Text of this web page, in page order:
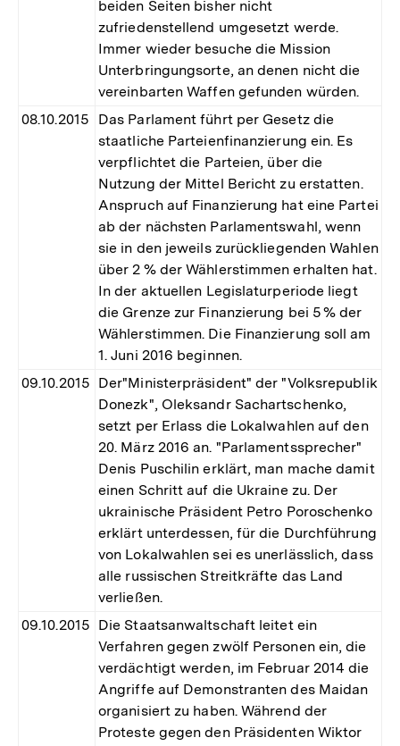
beiden Seiten bisher nicht
zufriedenstellend umgesetzt werde.
Immer wieder besuche die Mission
Unterbringungsorte, an denen nicht die
vereinbarten Waffen gefunden würden.
08.10.2015
Das Parlament führt per Gesetz die
staatliche Parteienfinanzierung ein. Es
verpflichtet die Parteien, über die
Nutzung der Mittel Bericht zu erstatten.
Anspruch auf Finanzierung hat eine Partei
ab der nächsten Parlamentswahl, wenn
sie in den jeweils zurückliegenden Wahlen
über 2 % der Wählerstimmen erhalten hat.
In der aktuellen Legislaturperiode liegt
die Grenze zur Finanzierung bei 5 % der
Wählerstimmen. Die Finanzierung soll am
1. Juni 2016 beginnen.
09.10.2015 Der"Ministerpräsident" der "Volksrepublik
Donezk", Oleksandr Sachartschenko,
setzt per Erlass die Lokalwahlen auf den
20. März 2016 an. "Parlamentssprecher"
Denis Puschilin erklärt, man mache damit
einen Schritt auf die Ukraine zu. Der
ukrainische Präsident Petro Poroschenko
erklärt unterdessen, für die Durchführung
von Lokalwahlen sei es unerlässlich, dass
alle russischen Streitkräfte das Land
verließen.
09.10.2015 Die Staatsanwaltschaft leitet ein
Verfahren gegen zwölf Personen ein, die
verdächtigt werden, im Februar 2014 die
Angriffe auf Demonstranten des Maidan
organisiert zu haben. Während der
Proteste gegen den Präsidenten Wiktor